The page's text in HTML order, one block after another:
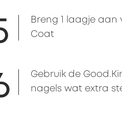
Breng 1 laagje aan
Coat
Gebruik de
nagels wat extra